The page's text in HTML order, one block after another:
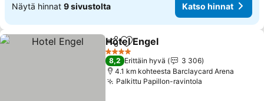
Näytä hinnat 9 sivustolta Katso hinnat
Jaa Lisää suosikkeihin
Hotel Engel
4 Tähtiluokitus
8,2 Erittäin hyvä
3 306
4.1 km kohteesta Barclaycard Arena
Palkittu Papillon-ravintola